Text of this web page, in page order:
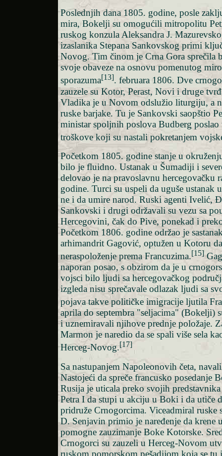
Poslednjih dana 1805. godine, posle
mira, Bokelji su omogućili mitropolitu
ruskog konzula Aleksandra J.
izaslanika Stepana Sankovskog primi
Novog. Tim činom je Crna Gora sprečila
svoje obaveze na osnovu pomenutog
sporazuma[13]. februara 1806. Dve
zauzele su Kotor, Perast, Novi i druge
Vladika je u Novom odslužio liturgiju, a
ruske barjake. Tu je Sankovski saopštio
ministar spoljnih poslova Budberg poslao
troškove koji su nastali pokretanjem
Početkom 1805. godine stanje u
bilo je fluidno. Ustanak u Šumadiji i
delovao je na pravoslavnu hercegovačku
godine. Turci su uspeli da uguše ustanak
ne i da umire narod. Ruski agenti Ivelić,
Sankovski i drugi održavali su vezu sa
Hercegovini, čak do Pive, ponekad i
Početkom 1806. godine održao je
arhimandrit Gagović, optužen u Kotoru
neraspoloženje prema Francuzima.[15]
naporan posao, s obzirom da je u
vojsci bilo ljudi sa hercegovačkog
izgleda nisu sprečavale odlazak ljudi sa
pojava takve političke imigracije ljutila
aprila do septembra "seljacima" (Bokelji)
i uznemiravali njihove prednje položaje.
Marmon je naredio da se spali više sela
Herceg-Novog.[17]
Sa nastupanjem Napoleonovih četa,
Nastojeći da spreče francusko posedanje
Rusija je uticala preko svojih
Petra I da stupi u akciju u Boki i da utiče
pridruže Crnogorcima. Viceadmiral ruske
D. Senjavin primio je naređenje da krene
pomogne zauzimanje Boke Kotorske.
Crnogorci su zauzeli u Herceg-Novom
ruskom pomorskom pešadijom koja se tu